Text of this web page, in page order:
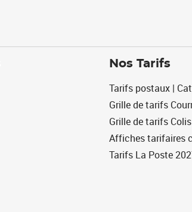
Nos Tarifs
Tarifs postaux |
Grille de tarifs
Grille de tarifs Colis
Affiches tarifaires
Tarifs La Poste